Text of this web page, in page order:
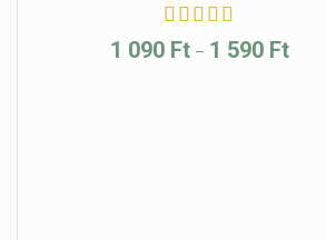
1 090 Ft – 1 590 Ft